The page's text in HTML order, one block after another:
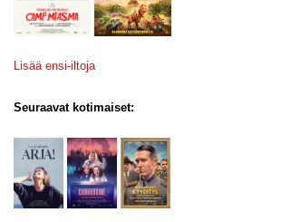
Lisää ensi-iltoja
Seuraavat kotimaiset: